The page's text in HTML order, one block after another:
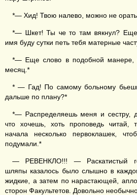
*— Хид! Твою налево, можно не
*— Шкет! Ты че то там вякнул? Еще
имя буду сутки петь тебя матерные
*— Еще слово в подобной манере,
месяц.*
* — Гад! По самому больному
дальше по плану?*
*— Распределяешь меня и сестру,
что хочешь, хоть проповедь читай,
начала несколько первоклашек,
подумали.*
— РЕВЕНКЛО!!! — Раскатистый
шляпы казалось было слышно в
жидкие, а затем по нарастающей,
сторон Факультетов. Довольно